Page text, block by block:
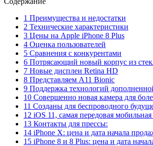
1 Преимущества и недостатки
2 Технические характеристики
3 Цены на Apple iPhone 8 Plus
4 Оценка пользователей
5 Сравнения с конкурентами
6 Потрясающий новый корпус из
7 Новые дисплеи Retina HD
8 Представляем A11 Bionic
9 Поддержка технологий
10 Совершенно новая камера для
11 Созданы для беспроводного
12 iOS 11, самая передовая
13 Контакты для прессы:
14 iPhone X: цена и дата начала
15 iPhone 8 и 8 Plus: цена и дата